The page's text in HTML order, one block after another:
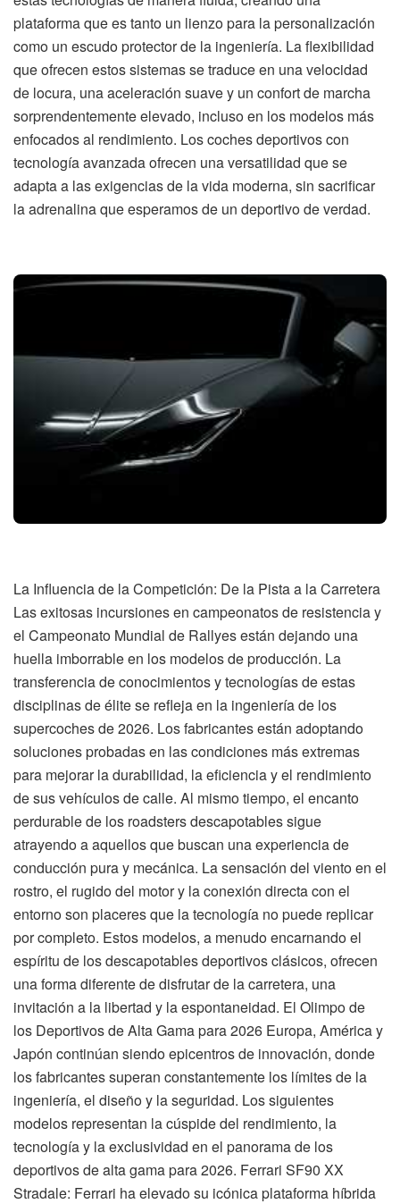
plataforma que es tanto un lienzo para la personalización
como un escudo protector de la ingeniería. La flexibilidad
que ofrecen estos sistemas se traduce en una velocidad
de locura, una aceleración suave y un confort de marcha
sorprendentemente elevado, incluso en los modelos más
enfocados al rendimiento. Los coches deportivos con
tecnología avanzada ofrecen una versatilidad que se
adapta a las exigencias de la vida moderna, sin sacrificar
la adrenalina que esperamos de un deportivo de verdad.
La Influencia de la Competición: De la Pista a la Carretera
Las exitosas incursiones en campeonatos de resistencia y
el Campeonato Mundial de Rallyes están dejando una
huella imborrable en los modelos de producción. La
transferencia de conocimientos y tecnologías de estas
disciplinas de élite se refleja en la ingeniería de los
supercoches de 2026. Los fabricantes están adoptando
soluciones probadas en las condiciones más extremas
para mejorar la durabilidad, la eficiencia y el rendimiento
de sus vehículos de calle. Al mismo tiempo, el encanto
perdurable de los roadsters descapotables sigue
atrayendo a aquellos que buscan una experiencia de
conducción pura y mecánica. La sensación del viento en el
rostro, el rugido del motor y la conexión directa con el
entorno son placeres que la tecnología no puede replicar
por completo. Estos modelos, a menudo encarnando el
espíritu de los descapotables deportivos clásicos, ofrecen
una forma diferente de disfrutar de la carretera, una
invitación a la libertad y la espontaneidad. El Olimpo de
los Deportivos de Alta Gama para 2026 Europa, América y
Japón continúan siendo epicentros de innovación, donde
los fabricantes superan constantemente los límites de la
ingeniería, el diseño y la seguridad. Los siguientes
modelos representan la cúspide del rendimiento, la
tecnología y la exclusividad en el panorama de los
deportivos de alta gama para 2026. Ferrari SF90 XX
Stradale: Ferrari ha elevado su icónica plataforma híbrida